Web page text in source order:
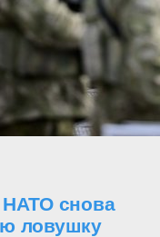
НАТО снова
ловушку